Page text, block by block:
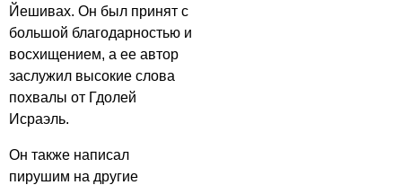
Йешивах. Он был принят с
большой благодарностью и
восхищением, а ее автор
заслужил высокие слова
похвалы от Гдолей
Исраэль.
Он также написал
пирушим на другие